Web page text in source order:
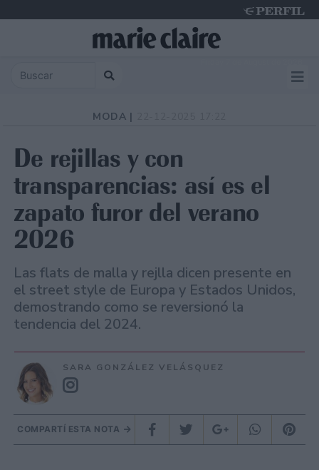
MODA |
De rejillas y con
transparencias: así es el
zapato furor del verano
2026
Las flats de malla y rejlla dicen presente en
el street style de Europa y Estados Unidos,
demostrando como se reversionó la
tendencia del 2024.
SARA GONZÁLEZ VELÁSQUEZ
COMPARTÍ ESTA NOTA